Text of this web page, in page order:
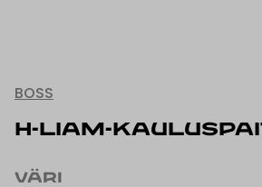
BOSS
H-LIAM-
VÄRI